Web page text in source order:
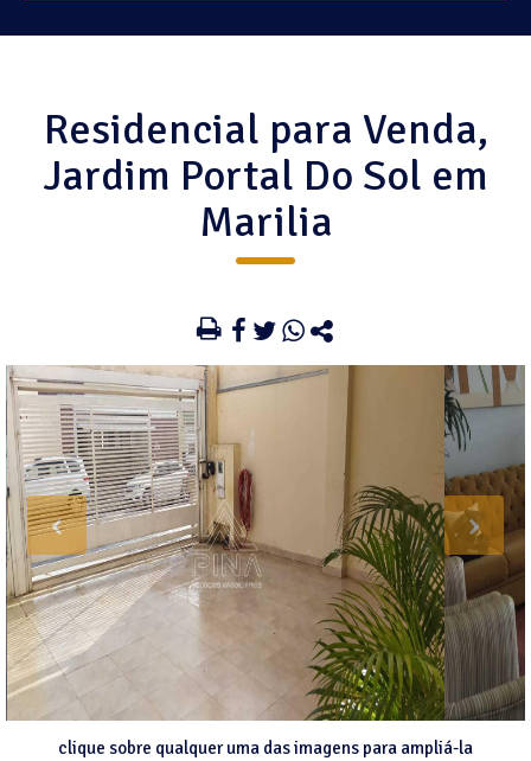
Residencial para Venda,
Jardim Portal Do Sol em
Marilia
‹ ›
clique sobre qualquer uma das imagens para ampliá-la